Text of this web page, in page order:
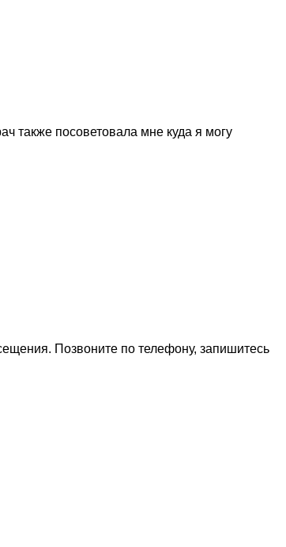
также посоветовала мне куда я могу
Позвоните по телефону, запишитесь